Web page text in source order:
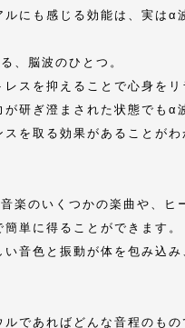
にも感じる効能は、実はα
、脳波のひとつ。
スを抑えることで心身を
研ぎ澄まされた状態でもα
スを取る効果があることが
楽のいくつかの楽曲や、
単に得ることができます。
い音色と振動が体を包み込
ルであればどんな音程のも